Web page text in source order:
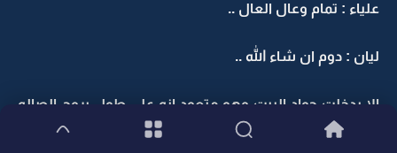
علياء : تمام وعال العال ..
ليان : دوم ان شاء الله ..
الا بدخلت جواد البيت وهو متعود انه على طول يروح الصاله